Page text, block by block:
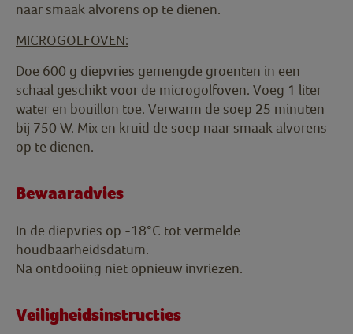
naar smaak alvorens op te dienen.
MICROGOLFOVEN:
Doe 600 g diepvries gemengde groenten in een
schaal geschikt voor de microgolfoven. Voeg 1 liter
water en bouillon toe. Verwarm de soep 25 minuten
bij 750 W. Mix en kruid de soep naar smaak alvorens
op te dienen.
Bewaaradvies
In de diepvries op -18°C tot vermelde
houdbaarheidsdatum.
Na ontdooiing niet opnieuw invriezen.
Veiligheidsinstructies